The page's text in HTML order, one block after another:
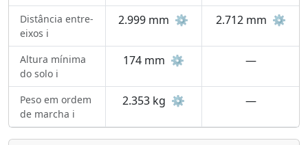
Distância entre-
eixos ℹ️
2.999 mm ⚙️ 2.712 mm ⚙️
Altura mínima
do solo ℹ️
174 mm ⚙️ —
Peso em ordem
de marcha ℹ️
2.353 kg ⚙️ —